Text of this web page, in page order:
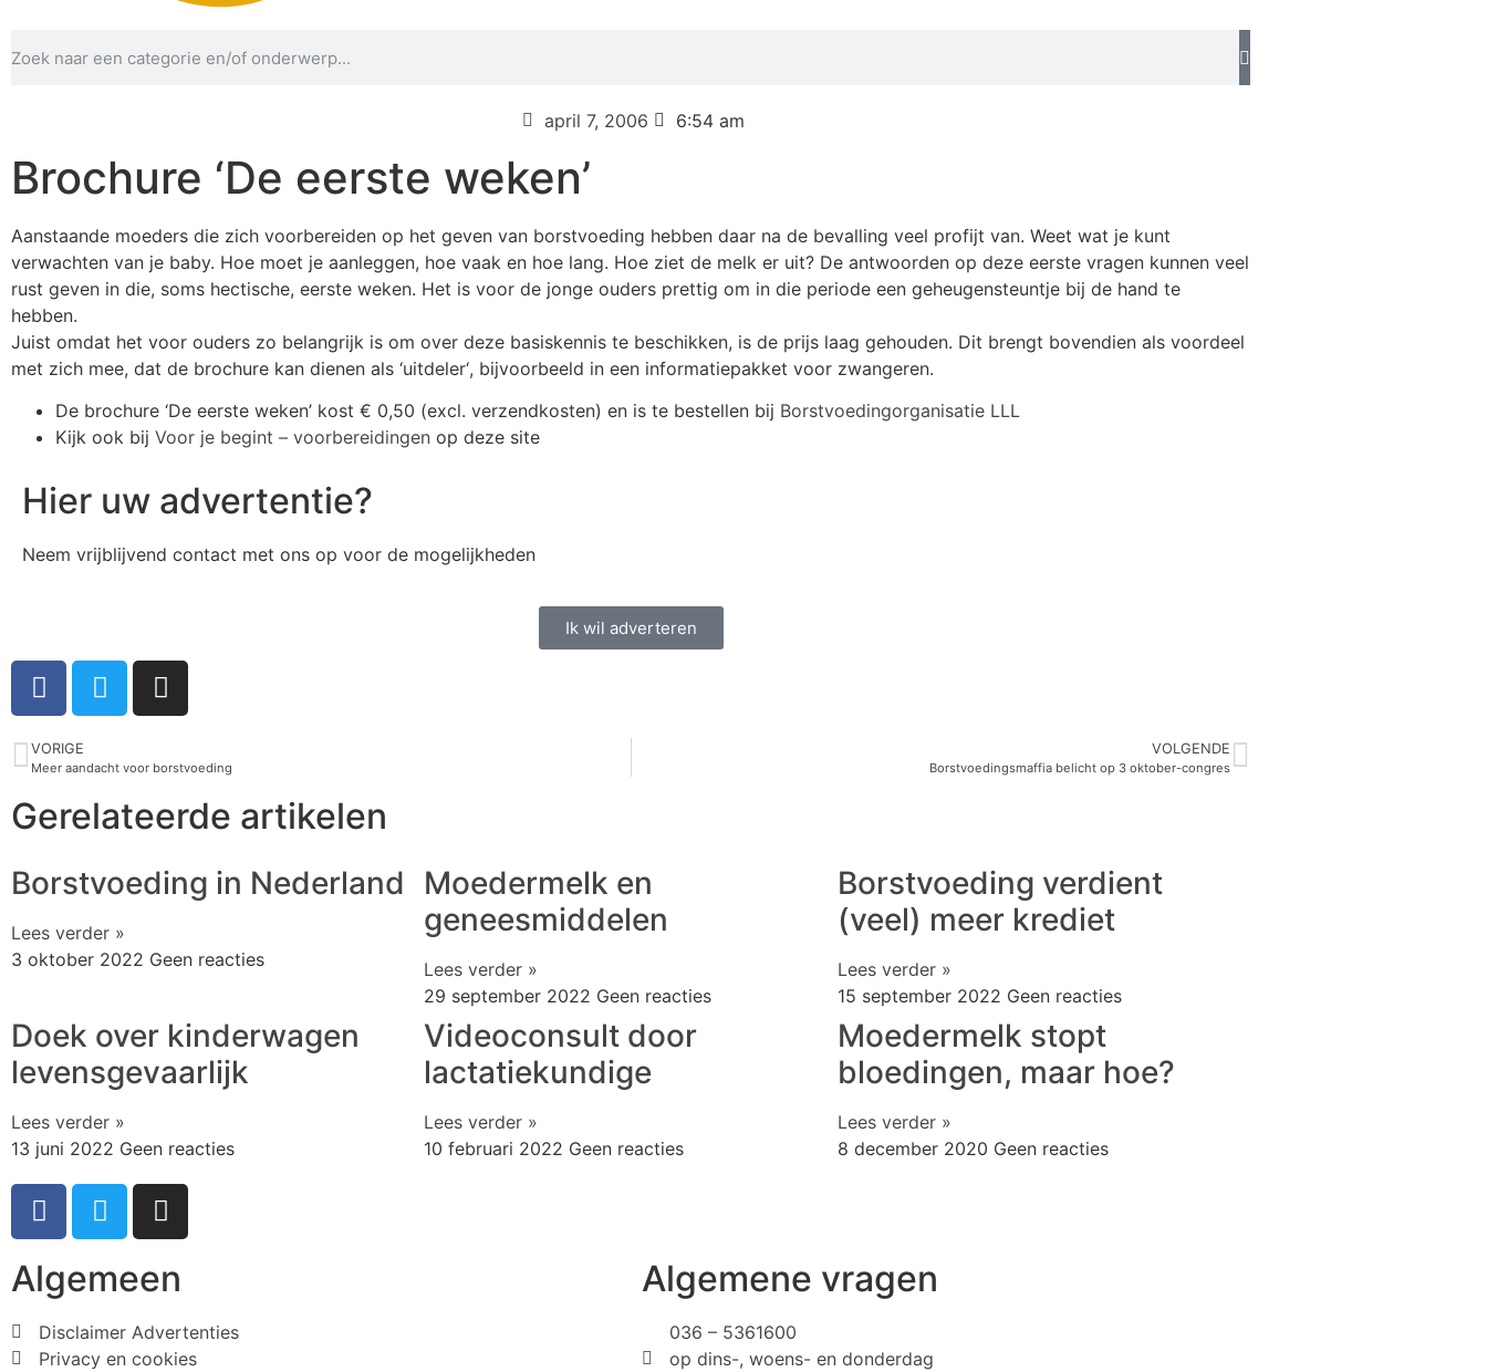
april 7, 2006 6:54 am
Brochure ‘De eerste weken’
Aanstaande moeders die zich voorbereiden op het geven van borstvoeding hebben daar na de bevalling veel profijt van. Weet wat je kunt
verwachten van je baby. Hoe moet je aanleggen, hoe vaak en hoe lang. Hoe ziet de melk er uit? De antwoorden op deze eerste vragen kunnen veel
rust geven in die, soms hectische, eerste weken. Het is voor de jonge ouders prettig om in die periode een geheugensteuntje bij de hand te
hebben.
Juist omdat het voor ouders zo belangrijk is om over deze basiskennis te beschikken, is de prijs laag gehouden. Dit brengt bovendien als voordeel
met zich mee, dat de brochure kan dienen als ‘uitdeler‘, bijvoorbeeld in een informatiepakket voor zwangeren.
De brochure ‘De eerste weken’ kost € 0,50 (excl. verzendkosten) en is te bestellen bij Borstvoedingorganisatie LLL
Kijk ook bij Voor je begint – voorbereidingen op deze site
Hier uw advertentie?
Neem vrijblijvend contact met ons op voor de mogelijkheden
Ik wil adverteren
VORIGE
Meer aandacht voor borstvoeding
VOLGENDE
Borstvoedingsmaffia belicht op 3 oktober-congres
Gerelateerde artikelen
Borstvoeding in Nederland
Lees verder »
3 oktober 2022 Geen reacties
Moedermelk en
geneesmiddelen
Lees verder »
29 september 2022 Geen reacties
Borstvoeding verdient
(veel) meer krediet
Lees verder »
15 september 2022 Geen reacties
Doek over kinderwagen
levensgevaarlijk
Lees verder »
13 juni 2022 Geen reacties
Videoconsult door
lactatiekundige
Lees verder »
10 februari 2022 Geen reacties
Moedermelk stopt
bloedingen, maar hoe?
Lees verder »
8 december 2020 Geen reacties
Algemeen
Disclaimer Advertenties
Privacy en cookies
Algemene vragen
036 – 5361600
op dins-, woens- en donderdag